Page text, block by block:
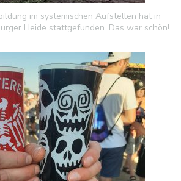
im systemischen Aufstellen hat in
Heide stattgefunden. Das war schön!